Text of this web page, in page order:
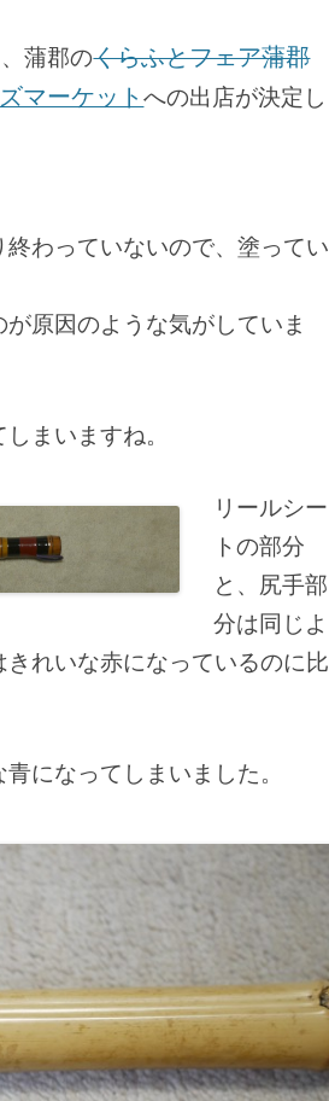
蒲郡のくらふとフェア蒲郡
マーケットへの出店が決定し
わっていないので、塗ってい
原因のような気がしていま
まいますね。
リールシー
トの部分
と、尻手部
分は同じよ
れいな赤になっているのに比
になってしまいました。